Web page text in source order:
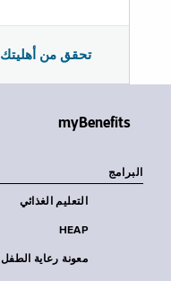
تحقق من أهليتك
myBenefits
البرامج
التعليم الغذائي
HEAP
معونة رعاية الطفل